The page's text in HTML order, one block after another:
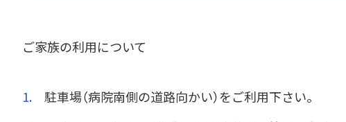
ご家族の利用について
駐車場（病院南側の道路向かい）をご利用下さい。